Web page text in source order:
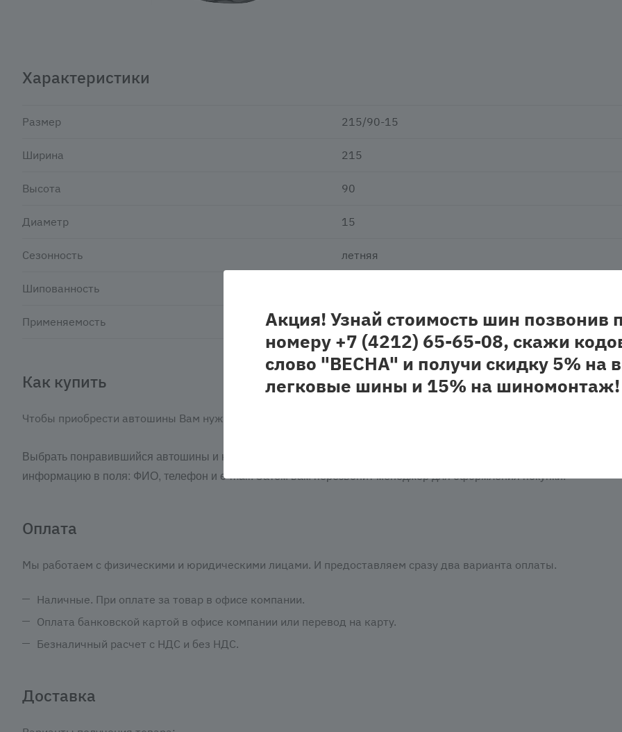
Характеристики
Размер 215/90-15
Ширина 215
Высота 90
Диаметр 15
Сезонность летняя
Шипованность
Применяемость легковая
Как купить
Чтобы приобрести автошины Вам нужно:
Выбрать понравившийся автошины и нажать кнопку «Заказать». При оформлении заказа заполнить форму.
информацию в поля: ФИО, телефон и e-mail. Затем вам перезвонит менеджер для оформления покупки.
Оплата
Мы работаем с физическими и юридическими лицами. И предоставляем сразу два варианта оплаты.
Наличные. При оплате за товар в офисе компании.
Оплата банковской картой в офисе компании или перевод на карту.
Безналичный расчет с НДС и без НДС.
Доставка
Акция! Узнай стоимость шин позвонив
номеру +7 (4212) 65-65-08, скажи
слово "ВЕСНА" и получи скидку 5% на
легковые шины и 15% на шиномонтаж!